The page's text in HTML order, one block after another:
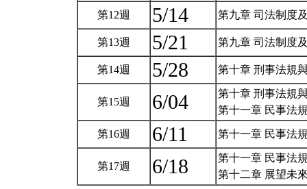
第12週 5/14 第九章 司法制度
第13週 5/21 第九章 司法制度
第14週 5/28 第十章 刑事法規
第15週 6/04
第十章 刑事法規
第十一章 民事法
第16週 6/11 第十一章 民事法
第17週 6/18
第十一章 民事法
第十二章 展望未